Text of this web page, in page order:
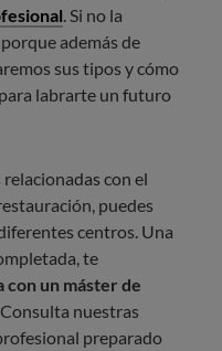
. Si no la
además de
sus tipos y cómo
labrarte un futuro
con el
puedes
centros. Una
te
un máster de
. Consulta nuestras
preparado